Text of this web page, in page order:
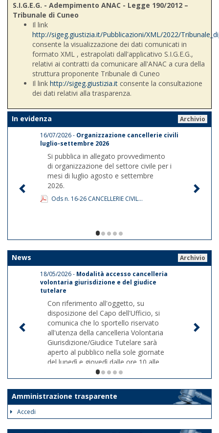
S.I.G.E.G. - Adempimento ANAC - Legge 190/2012 –
Tribunale di Cuneo
Il link
http://sigeg.giustizia.it/Pubblicazioni/XML/2022/
consente la visualizzazione dei dati comunicati in
formato XML , estrapolati dall'applicativo S.I.G.E.G.,
relativi ai contratti da comunicare all'ANAC a cura della
struttura proponente Tribunale di Cuneo
Il link http://sigeg.giustizia.it consente la consultazione
dei dati relativi alla trasparenza.
In evidenza
Archivio
16/07/2026 - Organizzazione cancellerie civili
luglio-settembre 2026
Si pubblica in allegato provvedimento
di organizzazione del settore civile per i
mesi di luglio agosto e settembre
2026.
Ods n. 16-26 CANCELLERIE CIVIL...
1/5
News
Archivio
18/05/2026 - Modalità accesso cancelleria
volontaria giurisdizione e del giudice
tutelare
Con riferimento all'oggetto, su
disposizione del Capo dell'Ufficio, si
comunica che lo sportello riservato
all'utenza della cancelleria Volontaria
Giurisdizione/Giudice Tutelare sarà
aperto al pubblico nella sole giornate
del lunedì e giovedì dalle ore 10 alle
ore 12. Le disposizioni suddette
avranno validità dalla data odierna fino
al 30 giugno 2026.
al fine di assicurare la trattazione con
priorità assoluta degli atti indifferibili e
1/5
Amministrazione trasparente
Accedi